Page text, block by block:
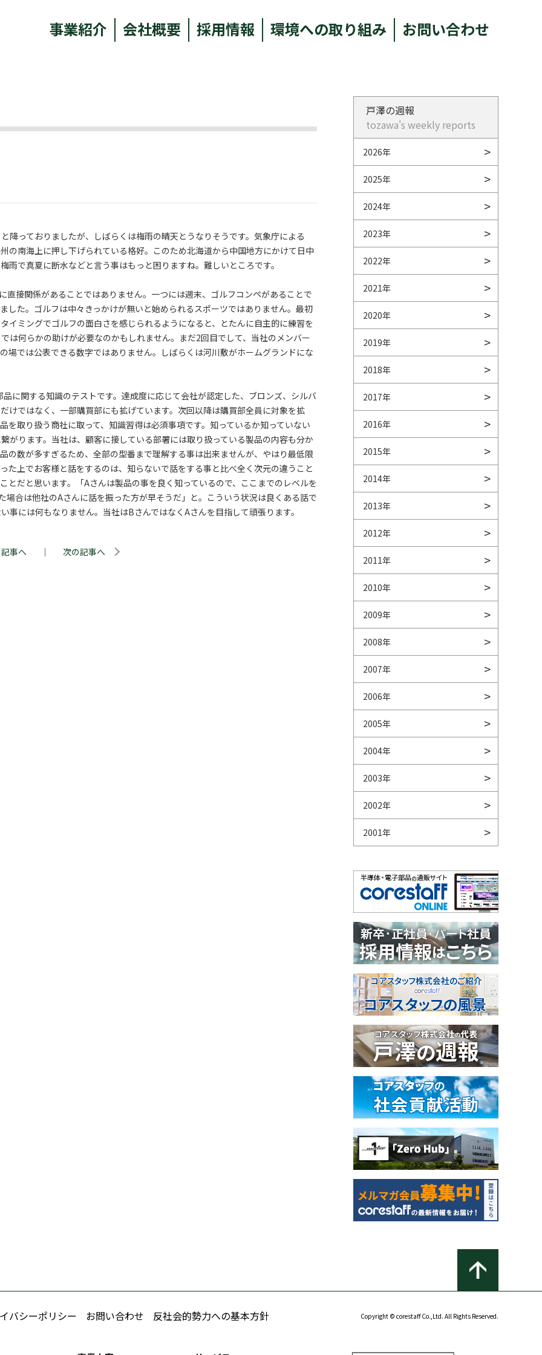
事業紹介 会社概要 採用情報 環境への取り組み お問い合わせ
降っておりましたが、しばらくは梅雨の晴天とうなりそうです。気象庁による
の南海上に押し下げられている格好。このため北海道から中国地方にかけて日中
で真夏に断水などと言う事はもっと困りますね。難しいところです。
直接関係があることではありません。一つには週末、ゴルフコンペがあることで
した。ゴルフは中々きっかけが無いと始められるスポーツではありません。最初
イミングでゴルフの面白さを感じられるようになると、とたんに自主的に練習を
は何らかの助けが必要なのかもしれません。まだ2回目でして、当社のメンバー
場では公表できる数字ではありません。しばらくは河川敷がホームグランドにな
に関する知識のテストです。達成度に応じて会社が認定した、ブロンズ、シルバ
けではなく、一部購買部にも拡げています。次回以降は購買部全員に対象を拡
取り扱う商社に取って、知識習得は必須事項です。知っているか知っていない
がります。当社は、顧客に接している部署には取り扱っている製品の内容も分か
の数が多すぎるため、全部の型番まで理解する事は出来ませんが、やはり最低限
た上でお客様と話をするのは、知らないで話をする事と比べ全く次元の違うこと
とだと思います。「Aさんは製品の事を良く知っているので、ここまでのレベルを
合は他社のAさんに話を振った方が早そうだ」と。こういう状況は良くある話で
には何もなりません。当社はBさんではなくAさんを目指して頑張ります。
事へ ｜ 次の記事へ
戸澤の週報
tozawa's weekly reports
2026年
2025年
2024年
2023年
2022年
2021年
2020年
2019年
2018年
2017年
2016年
2015年
2014年
2013年
2012年
2011年
2010年
2009年
2008年
2007年
2006年
2005年
2004年
2003年
2002年
2001年
バシーポリシー お問い合わせ 反社会的勢力への基本方針 Copyright © corestaff Co.,Ltd. All Rights Reserved.